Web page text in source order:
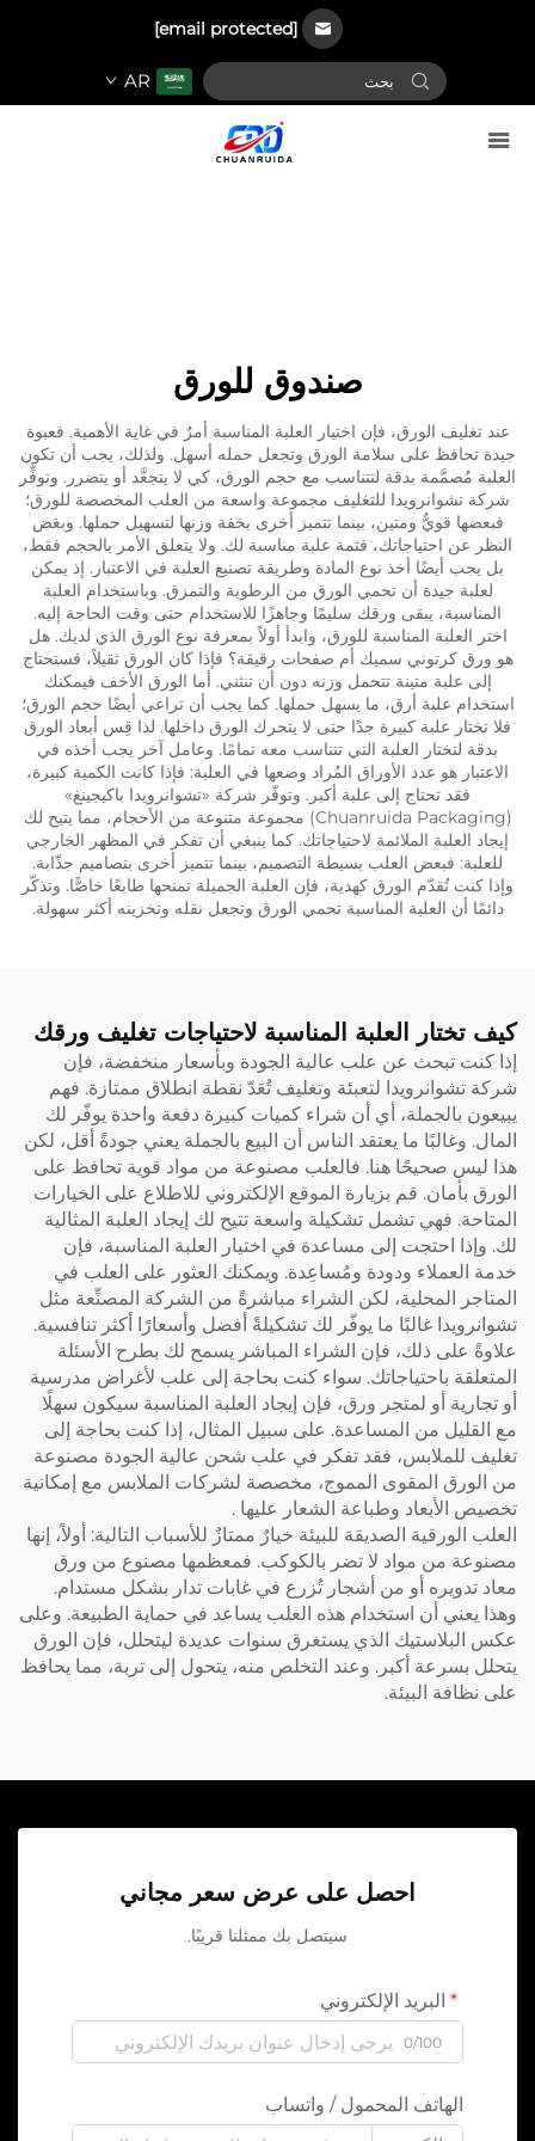
[email protected]
AR
صندوق للورق
عند تغليف الورق، فإن اختيار العلبة المناسبة أمرٌ في غاية الأهمية. فعبوة
جيدة تحافظ على سلامة الورق وتجعل حمله أسهل. ولذلك، يجب أن تكون
العلبة مُصمَّمة بدقة لتتناسب مع حجم الورق، كي لا يتجعَّد أو يتضرر. وتوفِّر
شركة تشوانرويدا للتغليف مجموعة واسعة من العلب المخصصة للورق؛
فبعضها قويٌّ ومتين، بينما تتميز أخرى بخفة وزنها لتسهيل حملها. وبغض
النظر عن احتياجاتك، فثمة علبة مناسبة لك. ولا يتعلق الأمر بالحجم فقط،
بل يجب أيضًا أخذ نوع المادة وطريقة تصنيع العلبة في الاعتبار. إذ يمكن
لعلبة جيدة أن تحمي الورق من الرطوبة والتمزق. وباستخدام العلبة
المناسبة، يبقى ورقك سليمًا وجاهزًا للاستخدام حتى وقت الحاجة إليه.
اختر العلبة المناسبة للورق، وابدأ أولاً بمعرفة نوع الورق الذي لديك. هل
هو ورق كرتوني سميك أم صفحات رقيقة؟ فإذا كان الورق ثقيلاً، فستحتاج
إلى علبة متينة تتحمل وزنه دون أن تنثني. أما الورق الأخف فيمكنك
استخدام علبة أرق، ما يسهل حملها. كما يجب أن تراعي أيضًا حجم الورق؛
فلا تختار علبة كبيرة جدًا حتى لا يتحرك الورق داخلها. لذا قِس أبعاد الورق
بدقة لتختار العلبة التي تتناسب معه تمامًا. وعامل آخر يجب أخذه في
الاعتبار هو عدد الأوراق المُراد وضعها في العلبة: فإذا كانت الكمية كبيرة،
فقد تحتاج إلى علبة أكبر. وتوفّر شركة «تشوانرويدا باكيجينغ»
(Chuanruida Packaging) مجموعة متنوعة من الأحجام، مما يتيح لك
إيجاد العلبة الملائمة لاحتياجاتك. كما ينبغي أن تفكر في المظهر الخارجي
للعلبة: فبعض العلب بسيطة التصميم، بينما تتميز أخرى بتصاميم جذّابة.
وإذا كنت تُقدّم الورق كهدية، فإن العلبة الجميلة تمنحها طابعًا خاصًّا. وتذكّر
دائمًا أن العلبة المناسبة تحمي الورق وتجعل نقله وتخزينه أكثر سهولة.
كيف تختار العلبة المناسبة لاحتياجات تغليف ورقك
إذا كنت تبحث عن علب عالية الجودة وبأسعار منخفضة، فإن
شركة تشوانرويدا لتعبئة وتغليف تُعَدّ نقطة انطلاق ممتازة. فهم
يبيعون بالجملة، أي أن شراء كميات كبيرة دفعة واحدة يوفّر لك
المال. وغالبًا ما يعتقد الناس أن البيع بالجملة يعني جودةً أقل، لكن
هذا ليس صحيحًا هنا. فالعلب مصنوعة من مواد قوية تحافظ على
الورق بأمان. قم بزيارة الموقع الإلكتروني للاطلاع على الخيارات
المتاحة. فهي تشمل تشكيلة واسعة تتيح لك إيجاد العلبة المثالية
لك. وإذا احتجت إلى مساعدة في اختيار العلبة المناسبة، فإن
خدمة العملاء ودودة ومُساعِدة. ويمكنك العثور على العلب في
المتاجر المحلية، لكن الشراء مباشرةً من الشركة المصنِّعة مثل
تشوانرويدا غالبًا ما يوفّر لك تشكيلةً أفضل وأسعارًا أكثر تنافسية.
علاوةً على ذلك، فإن الشراء المباشر يسمح لك بطرح الأسئلة
المتعلقة باحتياجاتك. سواء كنت بحاجة إلى علب لأغراض مدرسية
أو تجارية أو لمتجر ورق، فإن إيجاد العلبة المناسبة سيكون سهلًا
مع القليل من المساعدة. على سبيل المثال، إذا كنت بحاجة إلى
تغليف للملابس، فقد تفكر في علب شحن عالية الجودة مصنوعة
من الورق المقوى المموج، مخصصة لشركات الملابس مع إمكانية
تخصيص الأبعاد وطباعة الشعار عليها .
العلب الورقية الصديقة للبيئة خيارٌ ممتازٌ للأسباب التالية: أولاً، إنها
مصنوعة من مواد لا تضر بالكوكب. فمعظمها مصنوع من ورق
معاد تدويره أو من أشجار تُزرع في غابات تدار بشكل مستدام.
وهذا يعني أن استخدام هذه العلب يساعد في حماية الطبيعة. وعلى
عكس البلاستيك الذي يستغرق سنوات عديدة ليتحلل، فإن الورق
يتحلل بسرعة أكبر. وعند التخلص منه، يتحول إلى تربة، مما يحافظ
على نظافة البيئة.
احصل على عرض سعر مجاني
سيتصل بك ممثلنا قريبًا.
البريد الإلكتروني
0/100
الهاتف المحمول / واتساب